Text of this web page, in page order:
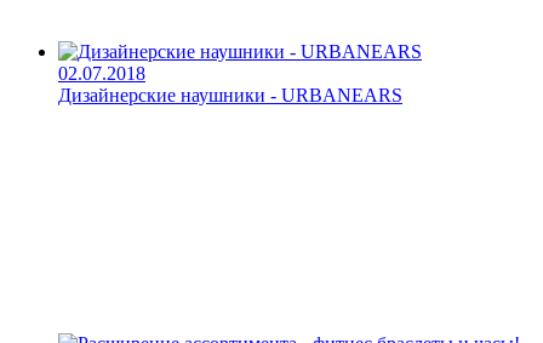
02.07.2018
Дизайнерские наушники - URBANEARS